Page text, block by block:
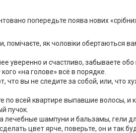
попередьте поява нових
помічаєте, як чоловіки обертаються
уверенно и счастливо, забываете
«на голове» всё в порядке.
вы не следите за собой, или, что
по всей квартире выпавшие волосы, и
пучок.
лечебные шампуни и бальзамы, гели
цвет ярче, поверьте, он и так